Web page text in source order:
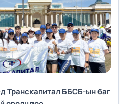
Транскапитал ББСБ-ын баг